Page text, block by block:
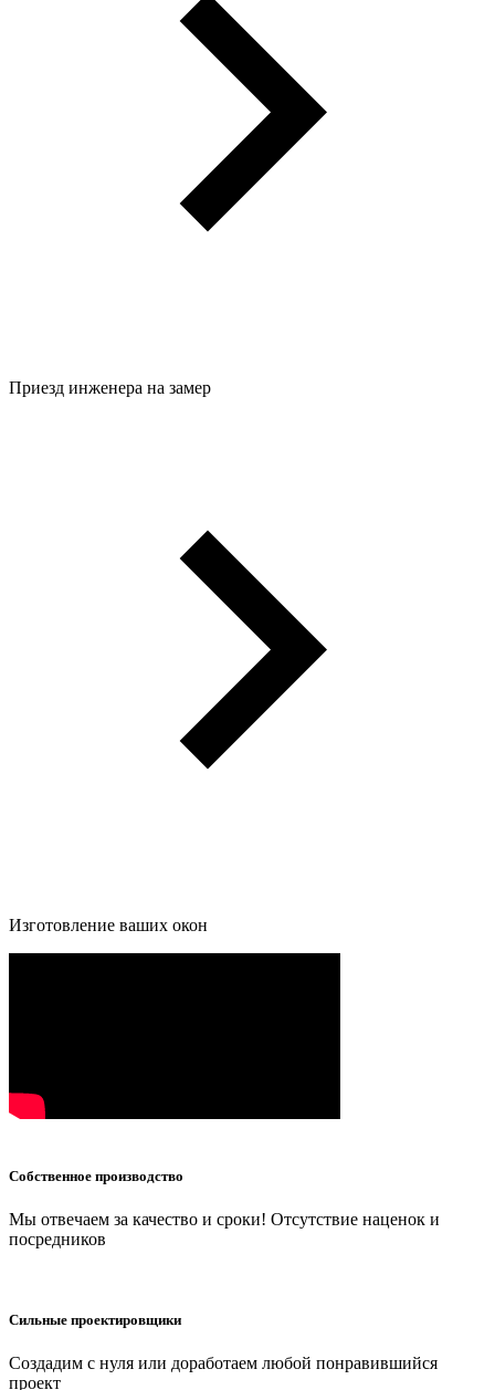
Приезд инженера на замер
Изготовление ваших окон
Собственное производство
Мы отвечаем за качество и сроки! Отсутствие наценок и
посредников
Сильные проектировщики
Создадим с нуля или доработаем любой понравившийся
проект